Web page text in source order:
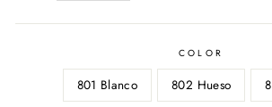
COLOR
801 Blanco 802 Hueso